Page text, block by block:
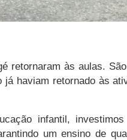
retornaram às aulas.
haviam retornado às
infantil,
um ensino de